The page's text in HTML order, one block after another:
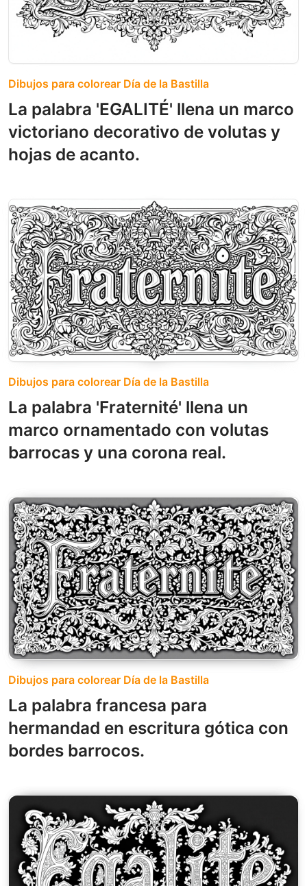
Dibujos para colorear Día de la Bastilla
La palabra 'EGALITÉ' llena un marco
victoriano decorativo de volutas y
hojas de acanto.
Dibujos para colorear Día de la Bastilla
La palabra 'Fraternité' llena un
marco ornamentado con volutas
barrocas y una corona real.
Dibujos para colorear Día de la Bastilla
La palabra francesa para
hermandad en escritura gótica con
bordes barrocos.